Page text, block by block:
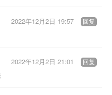
2022年12月2日 19:57 回复
2022年12月2日 21:01 回复